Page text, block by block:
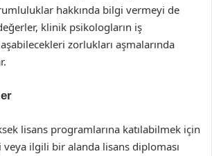
hakkında bilgi vermeyi de
klinik psikologların iş
zorlukları aşmalarında
lisans programlarına katılabilmek için
ilgili bir alanda lisans diploması